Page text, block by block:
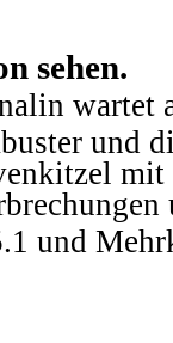
sehen.
wartet
und
und